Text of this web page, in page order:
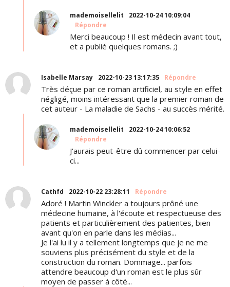
mademoisellelit
2022-10-24 10:09:04
Répondre
Merci beaucoup ! Il est médecin avant tout,
et a publié quelques romans. ;)
Isabelle Marsay 2022-10-23 13:17:35 Répondre
Très déçue par ce roman artificiel, au style en effet
négligé, moins intéressant que la premier roman de
cet auteur - La maladie de Sachs - au succès mérité.
mademoisellelit
2022-10-24 10:06:52
Répondre
J'aurais peut-être dû commencer par celui-
ci...
Cathfd 2022-10-22 23:28:11 Répondre
Adoré ! Martin Winckler a toujours prôné une
médecine humaine, à l'écoute et respectueuse des
patients et particulièrement des patientes, bien
avant qu'on en parle dans les médias...
Je l'ai lu il y a tellement longtemps que je ne me
souviens plus précisément du style et de la
construction du roman. Dommage... parfois
attendre beaucoup d'un roman est le plus sûr
moyen de passer à côté...